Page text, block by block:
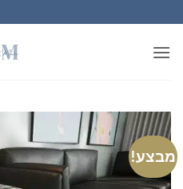
to
content
מבצע!